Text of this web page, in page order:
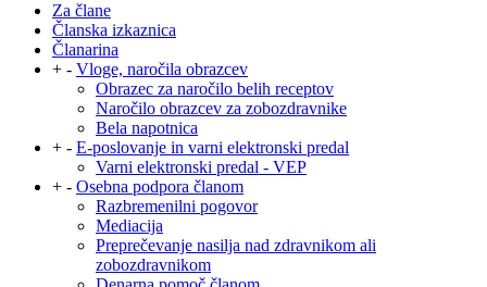
Za člane
Članska izkaznica
Članarina
+ - Vloge, naročila obrazcev
Obrazec za naročilo belih receptov
Naročilo obrazcev za zobozdravnike
Bela napotnica
+ - E-poslovanje in varni elektronski predal
Varni elektronski predal - VEP
+ - Osebna podpora članom
Razbremenilni pogovor
Mediacija
Preprečevanje nasilja nad zdravnikom ali
zobozdravnikom